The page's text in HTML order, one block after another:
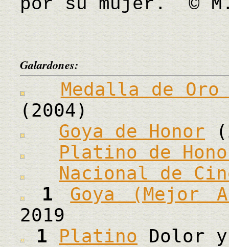
por su mujer. ©
Galardones:
Medalla de
(2004)
Goya de Honor
Platino de
Nacional de
1Goya (Mejor
2019
1PlatinoDolor